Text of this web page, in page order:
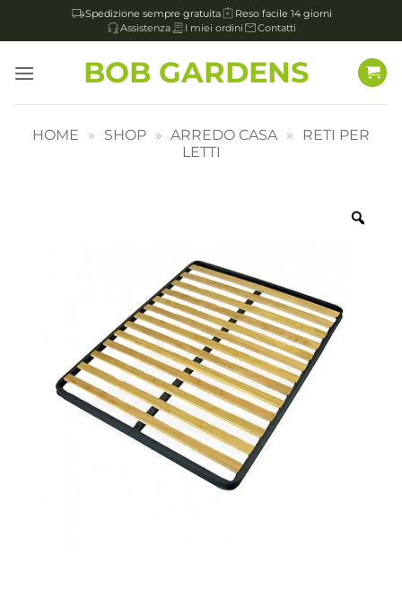
Spedizione sempre gratuita
Reso facile 14 giorni
Assistenza
I miei ordini Contatti
BOB GARDENS
HOME » SHOP » ARREDO CASA »
RETI PER
LETTI